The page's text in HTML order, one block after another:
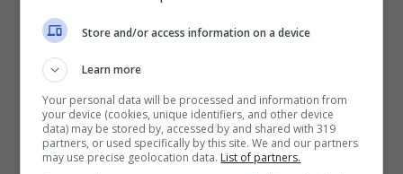
Il panorama comunque delle intenzioni
degli italiani non è ancora omogeneo, ha
dichiarato l’associazione, e non si può non
tenere conto del fatto che l’Italia sta
comunque perdendo quote di mercato per
Store and/or access information on a device
Learn more
Your personal data will be processed and information from
your device (cookies, unique identifiers, and other device
data) may be stored by, accessed by and shared with 319
partners, or used specifically by this site. We and our partners
may use precise geolocation data. List of partners.